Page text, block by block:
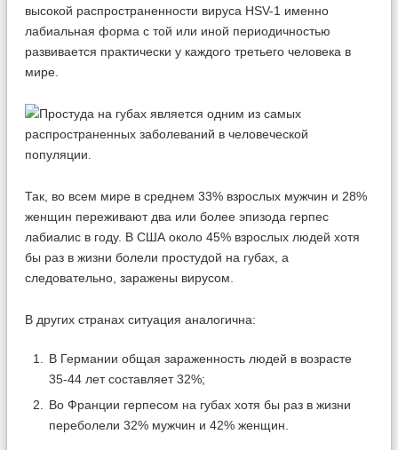
высокой распространенности вируса HSV-1 именно
лабиальная форма с той или иной периодичностью
развивается практически у каждого третьего человека в
мире.
Так, во всем мире в среднем 33% взрослых мужчин и 28%
женщин переживают два или более эпизода герпес
лабиалис в году. В США около 45% взрослых людей хотя
бы раз в жизни болели простудой на губах, а
следовательно, заражены вирусом.
В других странах ситуация аналогична:
В Германии общая зараженность людей в возрасте
35-44 лет составляет 32%;
Во Франции герпесом на губах хотя бы раз в жизни
переболели 32% мужчин и 42% женщин.